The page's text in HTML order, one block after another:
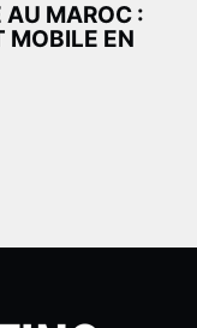
AU MAROC :
MOBILE EN